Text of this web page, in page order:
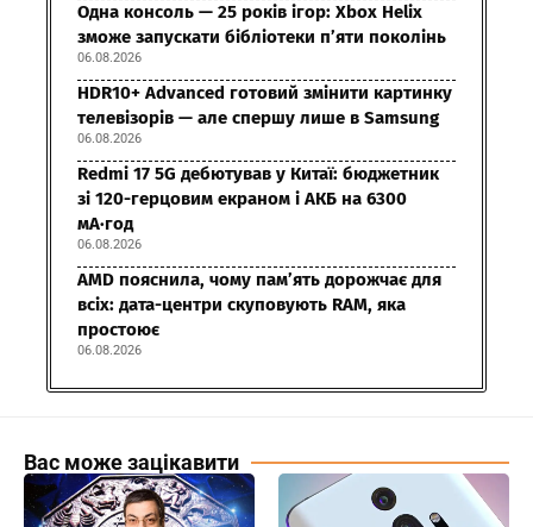
Одна консоль — 25 років ігор: Xbox Helix
зможе запускати бібліотеки п’яти поколінь
06.08.2026
HDR10+ Advanced готовий змінити картинку
телевізорів — але спершу лише в Samsung
06.08.2026
Redmi 17 5G дебютував у Китаї: бюджетник
зі 120-герцовим екраном і АКБ на 6300
мА·год
06.08.2026
AMD пояснила, чому пам’ять дорожчає для
всіх: дата-центри скуповують RAM, яка
простоює
06.08.2026
Вас може зацікавити